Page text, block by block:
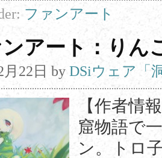
ファンアート
ンアート：り
22日 by DSiウェア「
【作者情
窟物語で
ン。トロ